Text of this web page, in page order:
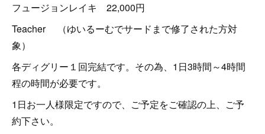
フュージョンレイキ 22,000円
Teacher （ゆいるーむでサードまで修了された方対
象）
各ディグリー１回完結です。その為、1日3時間～4時間
程の時間が必要です。
1日お一人様限定ですので、ご予定をご確認の上、ご予
約下さい。